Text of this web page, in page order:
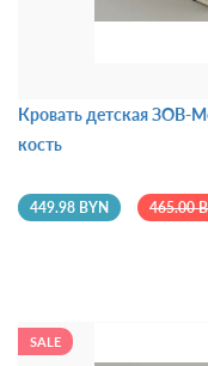
Кровать детская ЗОВ-
кость
449.98 BYN 465.00
SALE